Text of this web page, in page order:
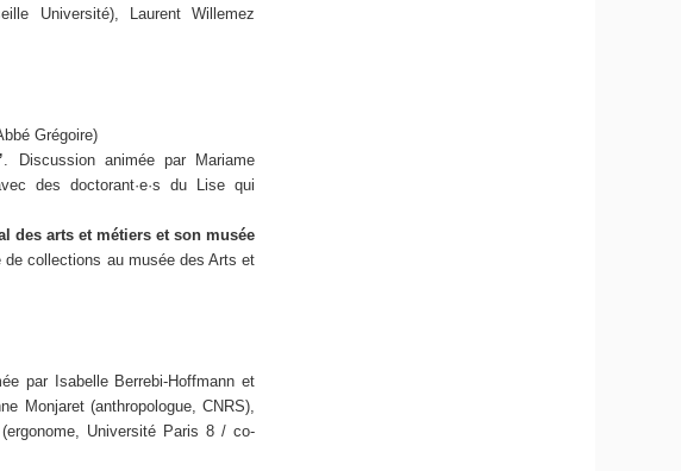
Université), Laurent Willemez
Grégoire)
. Discussion animée par Mariame
des doctorant·e·s du Lise qui
des arts et métiers et son musée
de collections au musée des Arts et
par Isabelle Berrebi-Hoffmann et
Monjaret (anthropologue, CNRS),
Université Paris 8 / co-